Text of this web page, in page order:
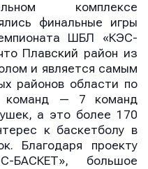
комплексе
финальные игры
ШБЛ «КЭС-
Плавский район из
и является самым
районов области по
команд — 7 команд
а это более 170
к баскетболу в
Благодаря проекту
БАСКЕТ», большое